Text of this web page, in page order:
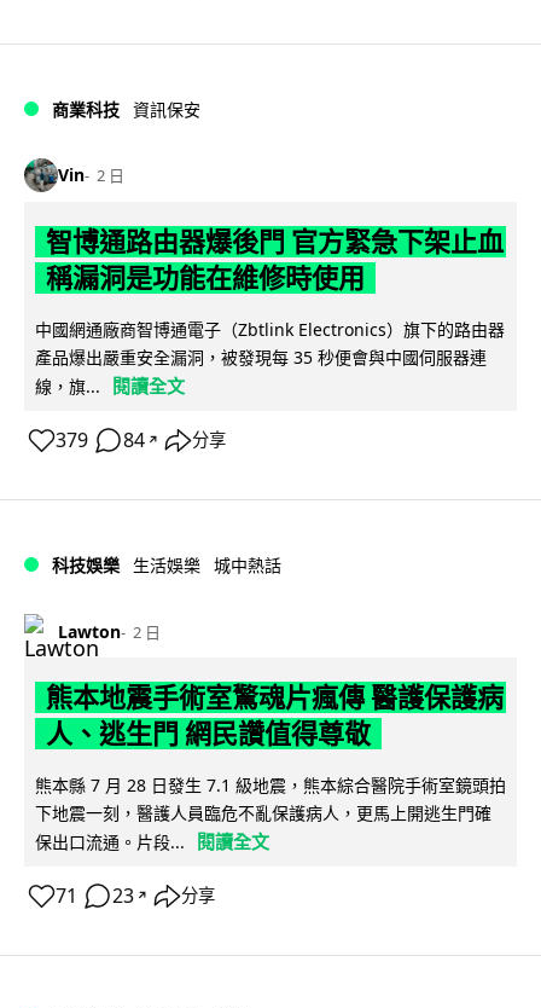
商業科技 資訊保安
Vin 2 日
智博通路由器爆後門 官方緊急下架止血
稱漏洞是功能在維修時使用
中國網通廠商智博通電子（Zbtlink Electronics）旗下的路由器
產品爆出嚴重安全漏洞，被發現每 35 秒便會與中國伺服器連
線，旗...
閱讀全文
379 84 ↗ 分享
科技娛樂 生活娛樂 城中熱話
Lawton 2 日
熊本地震手術室驚魂片瘋傳 醫護保護病
人、逃生門 網民讚值得尊敬
熊本縣 7 月 28 日發生 7.1 級地震，熊本綜合醫院手術室鏡頭拍
下地震一刻，醫護人員臨危不亂保護病人，更馬上開逃生門確
保出口流通。片段...
閱讀全文
71 23 ↗ 分享